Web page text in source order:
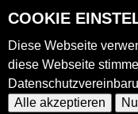
COOKIE
Diese Webseite
diese Webseite
Alle akzeptieren